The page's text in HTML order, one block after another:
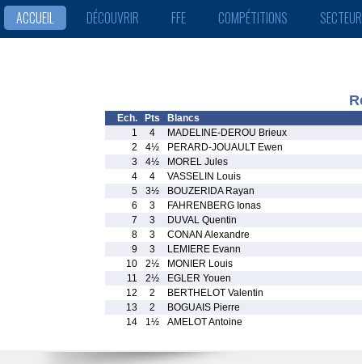
ACCUEIL DÉCOUVRIR FFE COMPÉTITIONS
Ech. Pts
Blancs
1
4
MADELINE-DEROU Brieux
2
4½
PERARD-JOUAULT Ewen
3
4½
MOREL Jules
4
4
VASSELIN Louis
5
3½
BOUZERIDA Rayan
6
3
FAHRENBERG Ionas
7
3
DUVAL Quentin
8
3
CONAN Alexandre
9
3
LEMIERE Evann
10
2½
MONIER Louis
11
2½
EGLER Youen
12
2
BERTHELOT Valentin
13
2
BOGUAIS Pierre
14
1½ AMELOT Antoine